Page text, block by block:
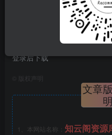
源、多个协议下载资源，最大
登录后下载
版权声明
文章
明
1、本网站名称： 知云阁资源